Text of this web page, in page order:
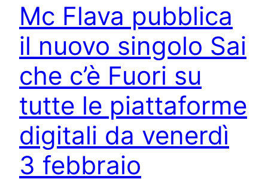
Mc Flava pubblica
il nuovo singolo Sai
che c’è Fuori su
tutte le piattaforme
digitali da venerdì
3 febbraio